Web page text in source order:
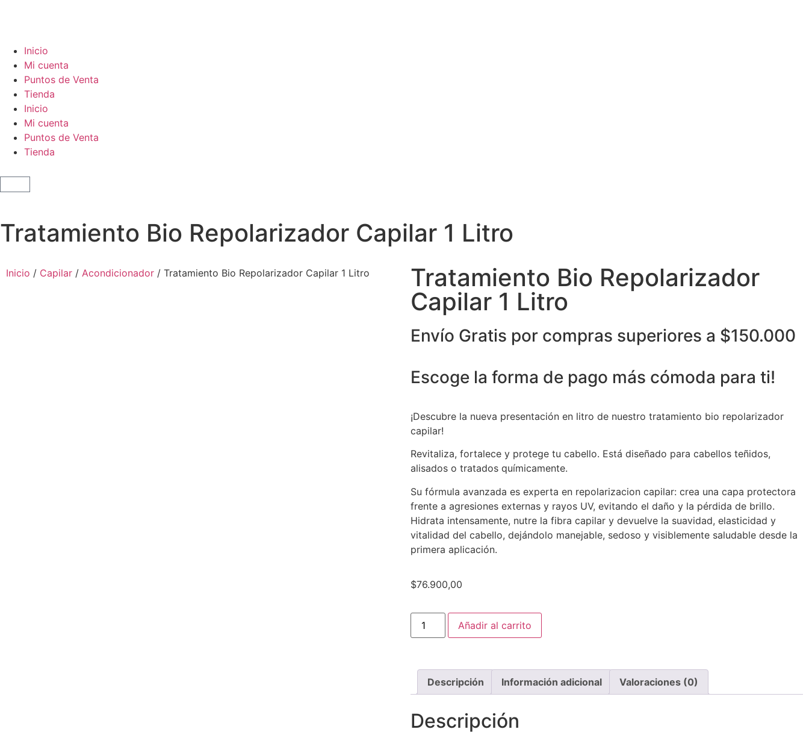
Inicio
Mi cuenta
Puntos de Venta
Tienda
Inicio
Mi cuenta
Puntos de Venta
Tienda
Tratamiento Bio Repolarizador Capilar 1 Litro
Inicio / Capilar / Acondicionador / Tratamiento Bio Repolarizador Capilar 1 Litro
Tratamiento Bio Repolarizador
Capilar 1 Litro
Envío Gratis por compras superiores a $150.000
Escoge la forma de pago más cómoda para ti!
¡Descubre la nueva presentación en litro de nuestro tratamiento bio repolarizador
capilar!
Revitaliza, fortalece y protege tu cabello. Está diseñado para cabellos teñidos,
alisados o tratados químicamente.
Su fórmula avanzada es experta en repolarizacion capilar: crea una capa protectora
frente a agresiones externas y rayos UV, evitando el daño y la pérdida de brillo.
Hidrata intensamente, nutre la fibra capilar y devuelve la suavidad, elasticidad y
vitalidad del cabello, dejándolo manejable, sedoso y visiblemente saludable desde la
primera aplicación.
$76.900,00
Añadir al carrito
Descripción Información adicional Valoraciones (0)
Descripción